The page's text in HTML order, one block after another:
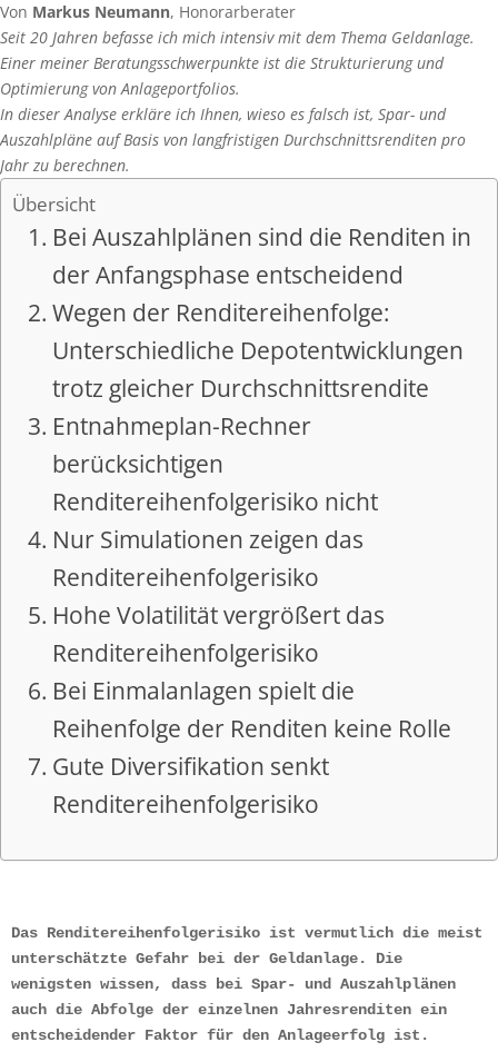
Von Markus Neumann, Honorarberater
Seit 20 Jahren befasse ich mich intensiv mit dem Thema Geldanlage.
Einer meiner Beratungsschwerpunkte ist die Strukturierung und
Optimierung von Anlageportfolios.
In dieser Analyse erkläre ich Ihnen, wieso es falsch ist, Spar- und
Auszahlpläne auf Basis von langfristigen Durchschnittsrenditen pro
Jahr zu berechnen.
Übersicht
Bei Auszahlplänen sind die Renditen in
der Anfangsphase entscheidend
Wegen der Renditereihenfolge:
Unterschiedliche Depotentwicklungen
trotz gleicher Durchschnittsrendite
Entnahmeplan-Rechner
berücksichtigen
Renditereihenfolgerisiko nicht
Nur Simulationen zeigen das
Renditereihenfolgerisiko
Hohe Volatilität vergrößert das
Renditereihenfolgerisiko
Bei Einmalanlagen spielt die
Reihenfolge der Renditen keine Rolle
Gute Diversifikation senkt
Renditereihenfolgerisiko
Das Renditereihenfolgerisiko ist vermutlich die meist
unterschätzte Gefahr bei der Geldanlage. Die
wenigsten wissen, dass bei Spar- und Auszahlplänen
auch die Abfolge der einzelnen Jahresrenditen ein
entscheidender Faktor für den Anlageerfolg ist.